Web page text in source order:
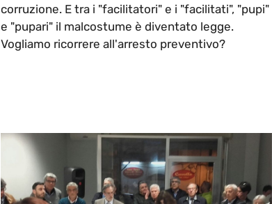
corruzione. E tra i "facilitatori" e i "facilitati", "pupi"
e "pupari" il malcostume è diventato legge.
Vogliamo ricorrere all'arresto preventivo?